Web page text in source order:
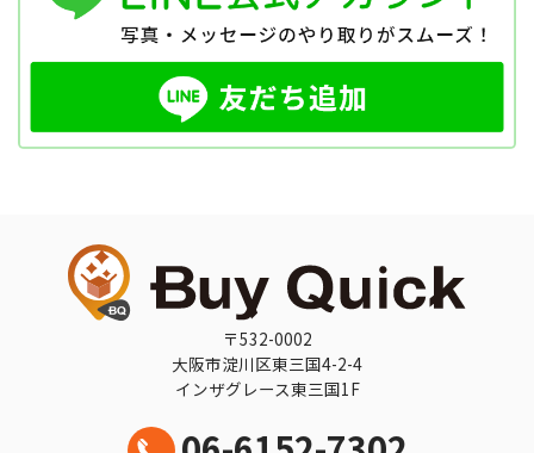
〒532-0002
大阪市淀川区東三国4-2-4
インザグレース東三国1F